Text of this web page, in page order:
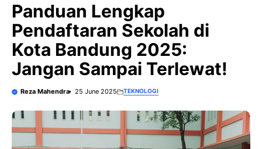
Panduan Lengkap
Pendaftaran Sekolah di
Kota Bandung 2025:
Jangan Sampai Terlewat!
Reza Mahendra 25 June 2025 TEKNOLOGI